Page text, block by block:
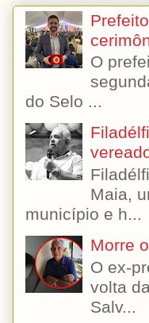
O
do Selo ...
Maia,
município e h...
Morre
O ex-
volta
Salv...